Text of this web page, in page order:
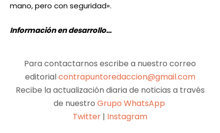
mano, pero con seguridad».
Información en desarrollo…
Para contactarnos escribe a nuestro correo
editorialcontrapuntoredaccion@gmail.com
Recibe la actualización diaria de noticias a través
de nuestro Grupo WhatsApp
Twitter | Instagram